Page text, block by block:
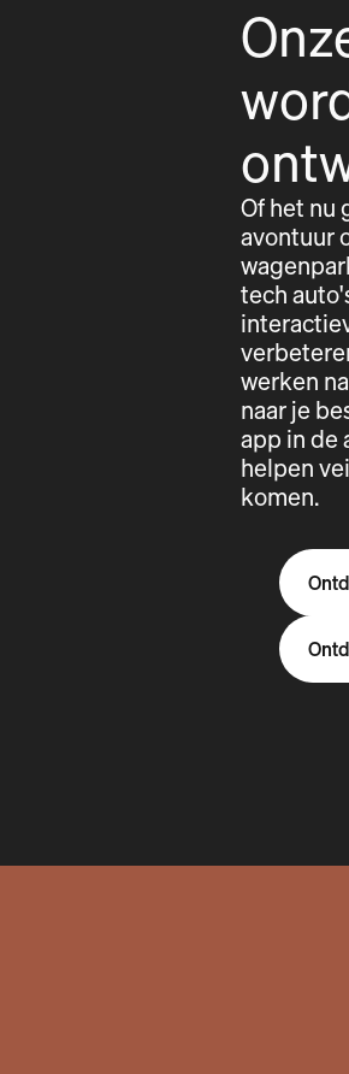
Of het nu
avontuur
tech
werken
naar je
app in de
helpen
komen.